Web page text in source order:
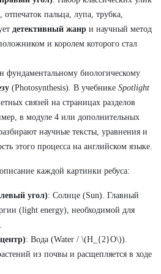
отпечаток пальца, лупа, трубка,
детективный жанр и научный метод
и королем которого стал
фундаментальному биологическому
(Photosynthesis). В учебнике Spotlight
связей на страницах разделов
в модуле 4 или дополнительных
научные тексты, уравнения и
этого процесса на английском языке.
каждой картинки ребуса:
угол): Солнце (Sun). Главный
(light energy), необходимой для
: Вода (Water / \(H_{2}O\)).
из почвы и расщепляется в ходе